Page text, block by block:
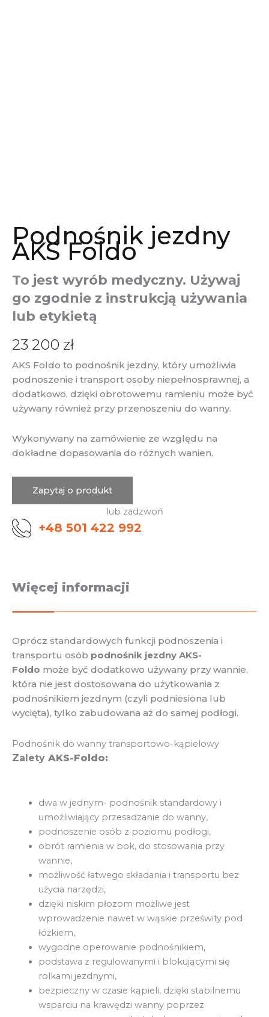
Podnośnik jezdny
AKS Foldo
To jest wyrób medyczny. Używaj
go zgodnie z instrukcją używania
lub etykietą
23 200 zł
AKS Foldo to podnośnik jezdny, który umożliwia
podnoszenie i transport osoby niepełnosprawnej, a
dodatkowo, dzięki obrotowemu ramieniu może być
używany również przy przenoszeniu do wanny.
Wykonywany na zamówienie ze względu na
dokładne dopasowania do różnych wanien.
Zapytaj o produkt
lub zadzwoń
+48 501 422 992
Więcej informacji
Oprócz standardowych funkcji podnoszenia i
transportu osób podnośnik jezdny AKS-
Foldo może być dodatkowo używany przy wannie,
która nie jest dostosowana do użytkowania z
podnośnikiem jezdnym (czyli podniesiona lub
wycięta), tylko zabudowana aż do samej podłogi.
Podnośnik do wanny transportowo-kąpielowy
Zalety AKS-Foldo:
dwa w jednym- podnośnik standardowy i
umożliwiający przesadzanie do wanny,
podnoszenie osób z poziomu podłogi,
obrót ramienia w bok, do stosowania przy
wannie,
możliwość łatwego składania i transportu bez
użycia narzędzi,
dzięki niskim płozom możliwe jest
wprowadzenie nawet w wąskie prześwity pod
łóżkiem,
wygodne operowanie podnośnikiem,
podstawa z regulowanymi i blokującymi się
rolkami jezdnymi,
bezpieczny w czasie kąpieli, dzięki stabilnemu
wsparciu na krawędzi wanny poprzez